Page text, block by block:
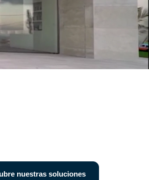
nuestras soluciones